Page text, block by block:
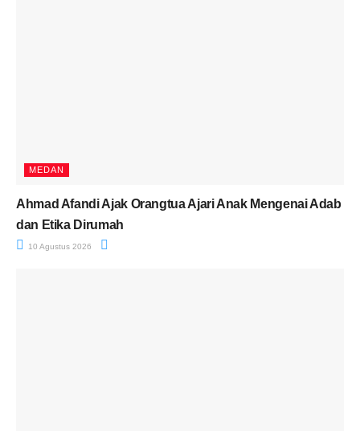
MEDAN
Ahmad Afandi Ajak Orangtua Ajari Anak Mengenai Adab
dan Etika Dirumah
10 Agustus 2026